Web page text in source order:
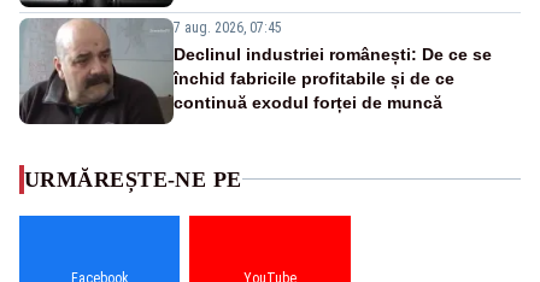
7 aug. 2026, 07:45
Declinul industriei românești: De ce se
închid fabricile profitabile și de ce
continuă exodul forței de muncă
URMĂREȘTE-NE PE
Facebook YouTube